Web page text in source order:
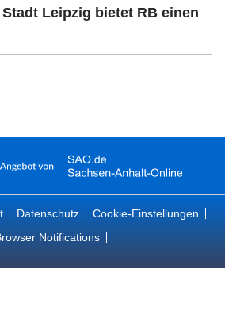
Leipzig bietet RB einen
Datenschutz
Cookie-Einstellungen
Notifications